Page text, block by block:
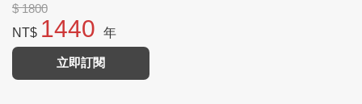
$ 1800
NT$ 1440 年
立即訂閱